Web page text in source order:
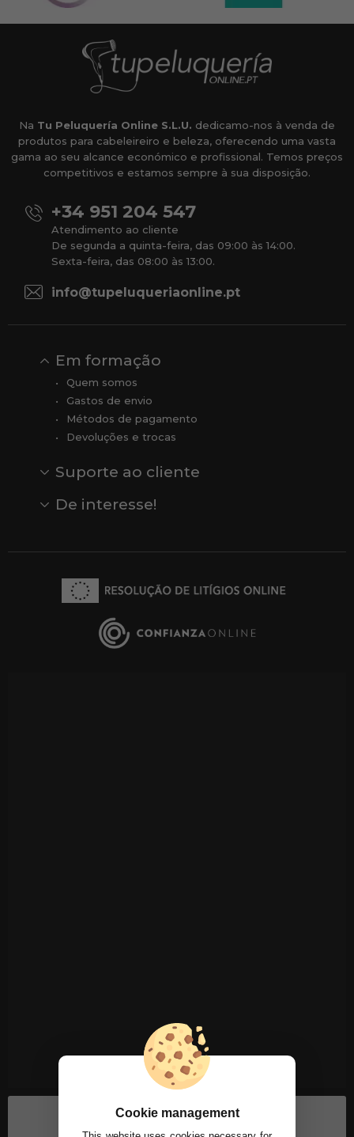
Na Tu Peluquería Online S.L.U. dedicamo-nos à venda de
produtos para cabeleireiro e beleza, oferecendo uma vasta
gama ao seu alcance económico e profissional. Temos preços
competitivos e estamos sempre à sua disposição.
+34 951 204 547
Atendimento ao cliente
De segunda a quinta-feira, das 09:00 às 14:00.
Sexta-feira, das 08:00 às 13:00.
info@tupeluqueriaonline.pt
Em formação
Quem somos
Gastos de envio
Métodos de pagamento
Devoluções e trocas
Suporte ao cliente
Comentários
Comentários do Google
De interesse!
Cookie management